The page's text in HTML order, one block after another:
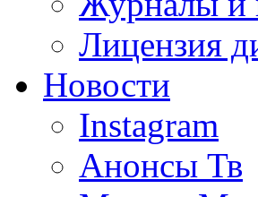
Лицензия
Новости
Instagram
Анонсы Тв